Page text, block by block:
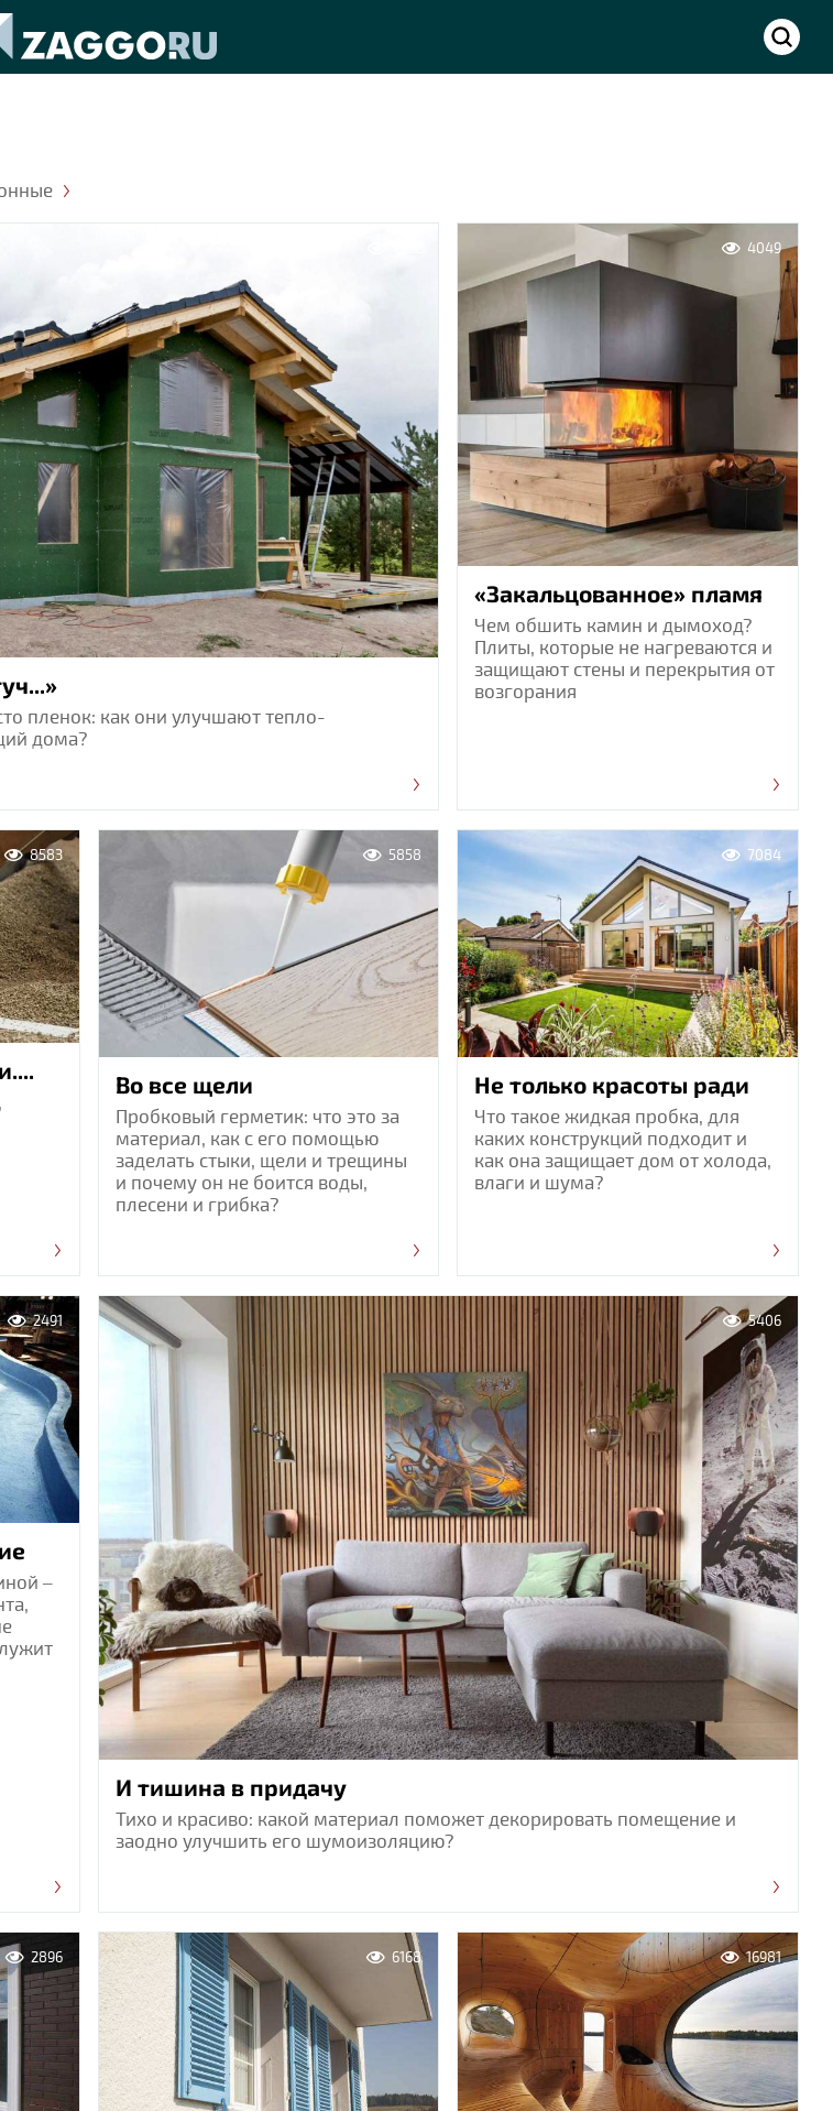
пленок: как они улучшают тепло-
дома?
4049
«Закальцованное» пламя
Чем обшить камин и дымоход?
Плиты, которые не нагреваются и
защищают стены и перекрытия от
возгорания
8583 5858
Во все щели
Пробковый герметик: что это за
материал, как с его помощью
заделать стыки, щели и трещины
и почему он не боится воды,
плесени и грибка?
7084
Не только красоты ради
Что такое жидкая пробка, для
каких конструкций подходит и
как она защищает дом от холода,
влаги и шума?
2491
–
5406
И тишина в придачу
Тихо и красиво: какой материал поможет декорировать помещение и
заодно улучшить его шумоизоляцию?
2896 6168 16981